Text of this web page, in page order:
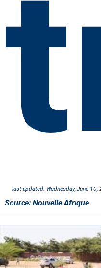
last updated: Wednesday, June
Source: Nouvelle Afrique